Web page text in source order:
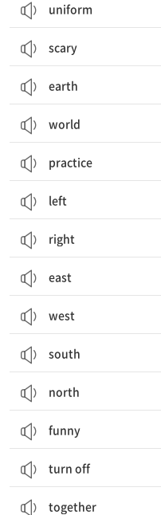
uniform
scary
earth
world
practice
left
right
east
west
south
north
funny
turn off
together